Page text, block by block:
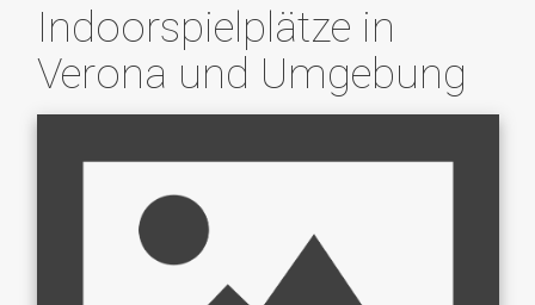
Indoorspielplätze in
Verona und Umgebung